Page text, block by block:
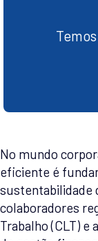
No mundo
eficiente é
sustentabilidade
colaboradores
Trabalho (CLT)